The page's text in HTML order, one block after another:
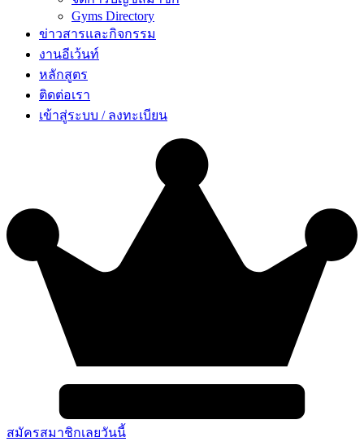
Gyms Directory
ข่าวสารและกิจกรรม
งานอีเว้นท์
หลักสูตร
ติดต่อเรา
เข้าสู่ระบบ / ลงทะเบียน
สมัครสมาชิกเลยวันนี้